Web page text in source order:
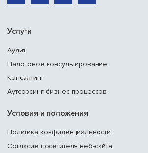
Услуги
Аудит
Налоговое консультирование
Консалтинг
Аутсорсинг бизнес-процессов
Условия и положения
Политика конфиденциальности
Согласие посетителя веб-сайта